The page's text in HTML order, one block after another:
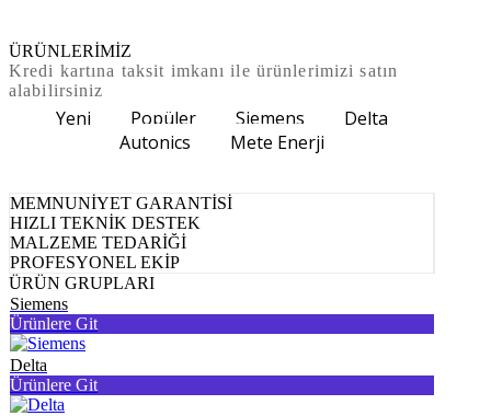
ÜRÜNLERİMİZ
Kredi kartına taksit imkanı ile ürünlerimizi satın
alabilirsiniz
Yeni Popüler Siemens
Delta
Autonics
Mete Enerji
MEMNUNİYET GARANTİSİ
HIZLI TEKNİK DESTEK
MALZEME TEDARİĞİ
PROFESYONEL EKİP
ÜRÜN GRUPLARI
Siemens
Ürünlere Git
Delta
Ürünlere Git